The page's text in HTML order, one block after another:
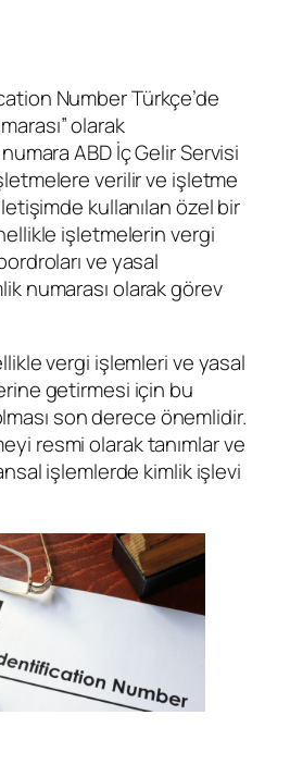
Number Türkçe’de
olarak
ABD İç Gelir Servisi
verilir ve işletme
kullanılan özel bir
işletmelerin vergi
ve yasal
numarası olarak görev
vergi işlemleri ve yasal
getirmesi için bu
son derece önemlidir.
resmi olarak tanımlar ve
işlemlerde kimlik işlevi